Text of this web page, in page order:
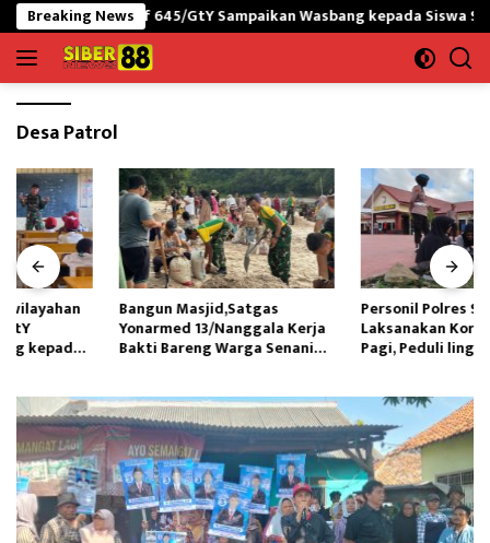
Langsung
ke
konten
Breaking News
PNG yonif 645/GtY Sampaikan Wasbang kepada Siswa SDN
Desa Patrol
Bangun Masjid,Satgas
Yonarmed 13/Nanggala Kerja
Bakti Bareng Warga Senaning
Personil Polres Sinjai
Laksanakan Korvei Usai Apel
Pagi, Peduli lingkungan